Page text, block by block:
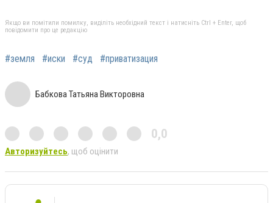
Якщо ви помітили помилку, виділіть необхідний текст і натисніть Ctrl + Enter, щоб
повідомити про це редакцію
#земля #иски #суд #приватизация
Бабкова Татьяна Викторовна
0,0
Авторизуйтесь, щоб оцінити